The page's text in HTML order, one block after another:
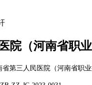
院（河南省职
省第三人民医院（河南省职